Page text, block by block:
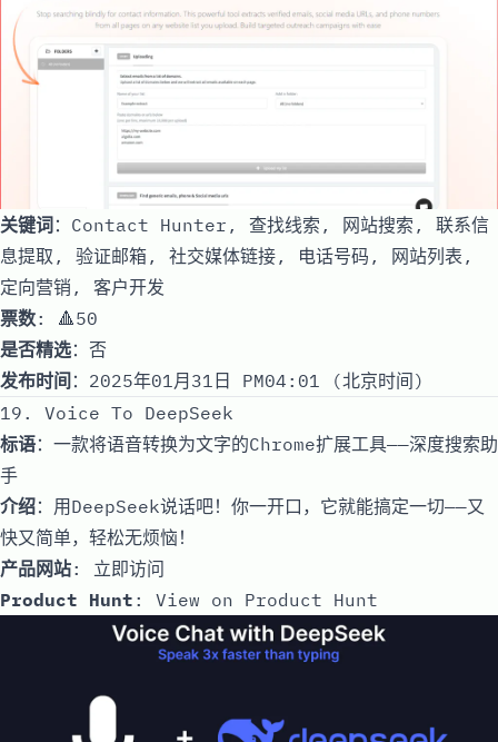
关键词：Contact Hunter, 查找线索, 网站搜索, 联系信
息提取, 验证邮箱, 社交媒体链接, 电话号码, 网站列表,
定向营销, 客户开发
票数: 🔺50
是否精选：否
发布时间 ：2025年01月31日 PM04:01 (北京时间)
19. Voice To DeepSeek
标语：一款将语音转换为文字的Chrome扩展工具——深度搜索助
手
介绍：用DeepSeek说话吧！你一开口，它就能搞定一切——又
快又简单，轻松无烦恼！
产品网站: 立即访问
Product Hunt : View on Product Hunt